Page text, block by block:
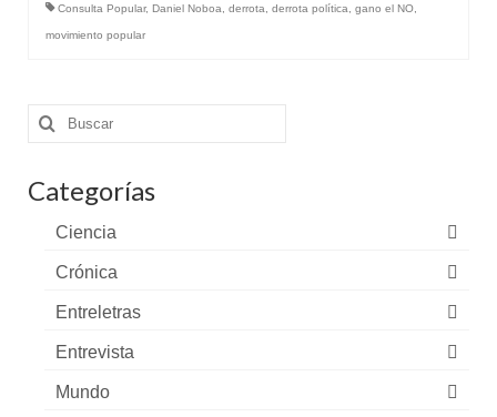
Consulta Popular, Daniel Noboa derrota derrota política gano el NO
movimiento popular
Buscar
por:
Categorías
Ciencia
Crónica
Entreletras
Entrevista
Mundo